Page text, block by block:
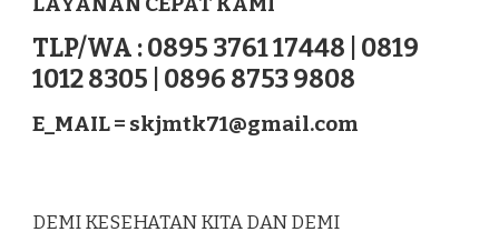
TLP/WA : 0895 3761 17448 | 0819
1012 8305 | 0896 8753 9808
E_MAIL = skjmtk71@gmail.com
DEMI KESEHATAN KITA DAN DEMI